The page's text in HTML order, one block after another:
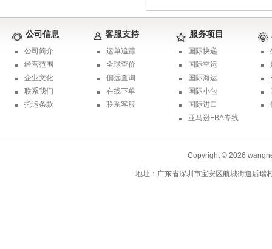
公司信息
公司简介
经营范围
企业文化
联系我们
托运条款
客服支持
运单追踪
全球查价
偏远查询
在线下单
联系客服
服务项目
国际快递
国际空运
国际海运
国际小包
国际进口
亚马逊FBA专线
Copyright © 2026
地址：广东省深圳市宝安区航城街道后